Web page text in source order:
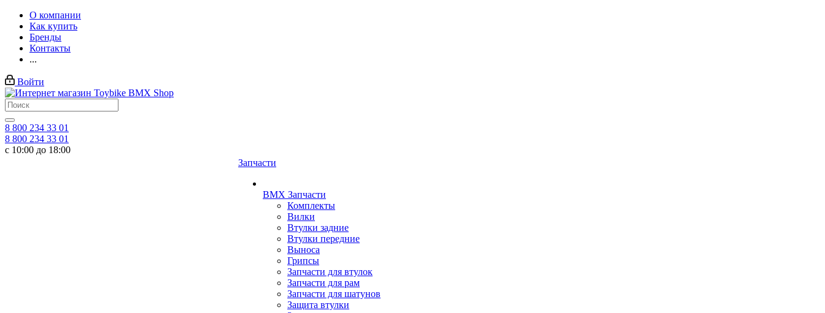
О компании
Как купить
Бренды
Контакты
...
Войти
8 800 234 33 01
8 800 234 33 01
с 10:00 до 18:00
Запчасти
BMX Запчасти
Комплекты
Вилки
Втулки задние
Втулки передние
Выноса
Грипсы
Запчасти для втулок
Запчасти для рам
Запчасти для шатунов
Защита втулки